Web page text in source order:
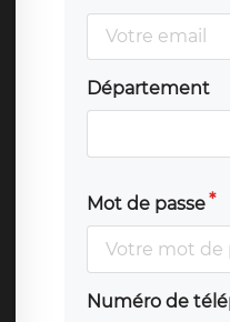
Département
Mot de passe
Numéro de